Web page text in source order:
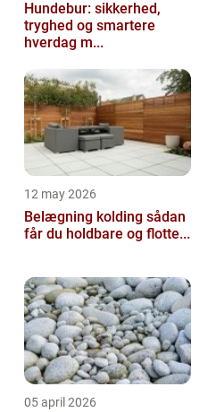
Hundebur: sikkerhed,
tryghed og smartere
hverdag m...
12 may 2026
Belægning kolding sådan
får du holdbare og flotte...
05 april 2026